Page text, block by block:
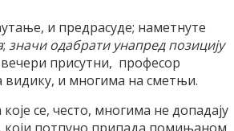
и предрасуде; наметнуте
; значи одабрати унапред позицију
присутни, професор
и многима на сметњи.
се, често, многима не допадају